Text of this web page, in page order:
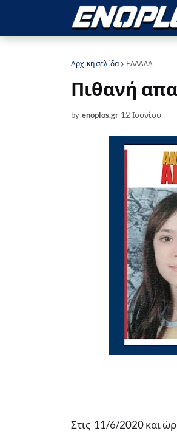
Αρχική σελίδα ΕΛΛΑΔΑ
Πιθανή
by enoplos.gr 12 Ιουνίου
Στις 11/6/2020 και